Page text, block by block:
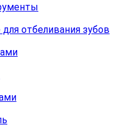
отбеливания зубов